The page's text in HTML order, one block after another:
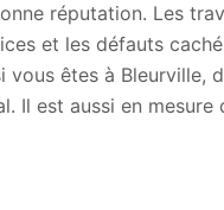
réputation. Les
et les défauts
vous êtes à Bleurville,
Il est aussi en mesure